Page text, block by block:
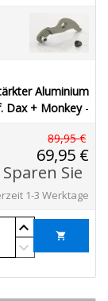
Aluminium
Dax + Monkey-
89,95 €
69,95 €
Sparen Sie
1-3 Werktage
shopping_cart